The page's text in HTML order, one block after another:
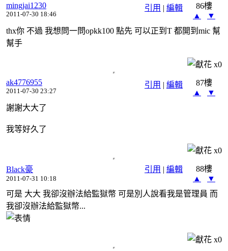
引用 | 編輯
mingjai1230
2011-07-30 18:46
86樓
▲
▼
thx你 不過 我想問一問opkk100 點先 可以正到T 都開到mic 幫
幫手
x0
引用 | 編輯
ak4776955
2011-07-30 23:27
87樓
▲
▼
謝謝大大了
我等好久了
x0
引用 | 編輯
Black豪
2011-07-31 10:18
88樓
▲
▼
可是 大大 我卻沒辦法給監獄幣 可是別人說看我是管理員 而
我卻沒辦法給監獄幣...
x0